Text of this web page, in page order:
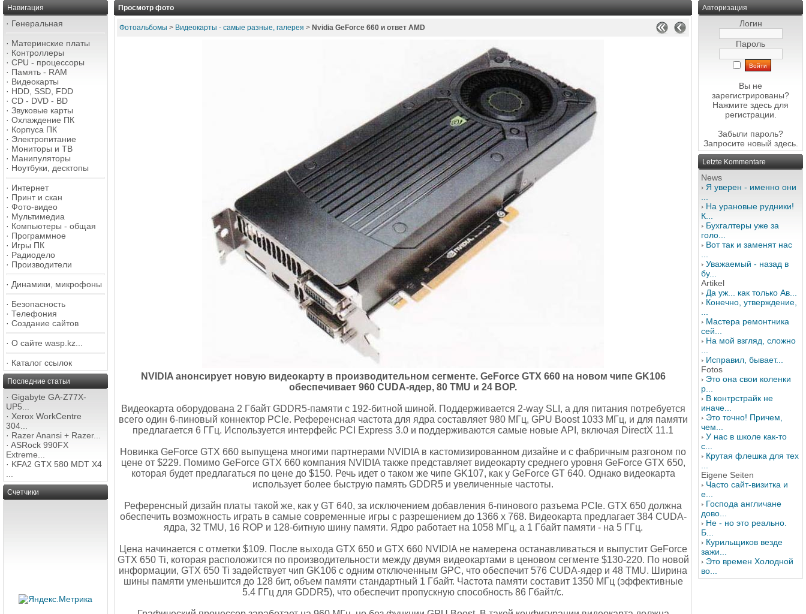
Навигация
· Генеральная
· Материнские платы
· Контроллеры
· CPU - процессоры
· Память - RAM
· Видеокарты
· HDD, SSD, FDD
· CD - DVD - BD
· Звуковые карты
· Охлаждение ПК
· Корпуса ПК
· Электропитание
· Мониторы и ТВ
· Манипуляторы
· Ноутбуки, десктопы
· Интернет
· Принт и скан
· Фото-видео
· Мультимедиа
· Компьютеры - общая
· Программное
· Игры ПК
· Радиодело
· Производители
· Динамики, микрофоны
· Безопасность
· Телефония
· Создание сайтов
· О сайте wasp.kz...
· Каталог ссылок
Последние статьи
· Gigabyte GA-Z77X-
UP5...
· Xerox WorkCentre
304...
· Razer Anansi + Razer...
· ASRock 990FX
Extreme...
· KFA2 GTX 580 MDT X4
Счетчики
Просмотр фото
Фотоальбомы > Видеокарты - самые разные, галерея > Nvidia GeForce 660 и ответ AMD
NVIDIA анонсирует новую видеокарту в производительном сегменте. GeForce GTX 660 на новом чипе GK106
обеспечивает 960 CUDA-ядер, 80 TMU и 24 ВОР.
Видеокарта оборудована 2 Гбайт GDDR5-памяти с 192-битной шиной. Поддерживается 2-way SLI, а для питания потребуется
всего один 6-пиновый коннектор РСIе. Референсная частота для ядра составляет 980 МГц, GPU Boost 1033 МГц, и для памяти
предлагается 6 ГГц. Используется интерфейс PCI Express 3.0 и поддерживаются самые новые API, включая DirectX 11.1
Новинка GeForce GTX 660 выпущена многими партнерами NVIDIA в кастомизированном дизайне и с фабричным разгоном по
цене от $229. Помимо GeForce GTX 660 компания NVIDIA также представляет видеокарту среднего уровня GeForce GTX 650,
которая будет предлагаться по цене до $150. Речь идет о таком же чипе GK107, как у GeForce GT 640. Однако видеокарта
использует более быструю память GDDR5 и увеличенные частоты.
Референсный дизайн платы такой же, как у GT 640, за исключением добавления 6-пинового разъема PCIe. GTX 650 должна
обеспечить возможность играть в самые современные игры с разрешением до 1366 х 768. Видеокарта предлагает 384 CUDA-
ядра, 32 TMU, 16 ROP и 128-битную шину памяти. Ядро работает на 1058 МГц, а 1 Гбайт памяти - на 5 ГГц.
Цена начинается с отметки $109. После выхода GTX 650 и GTX 660 NVIDIA не намерена останавливаться и выпустит GeForce
GTX 650 Ti, которая расположится по производительности между двумя видеокартами в ценовом сегменте $130-220. По новой
информации, GTX 650 Ti задействует чип GK106 с одним отключенным GPC, что обеспечит 576 CUDA-ядер и 48 TMU. Ширина
шины памяти уменьшится до 128 бит, объем памяти стандартный 1 Гбайт. Частота памяти составит 1350 МГц (эффективные
5.4 ГГц для GDDR5), что обеспечит пропускную способность 86 Гбайт/с.
Авторизация
Логин
Пароль
Вы не
зарегистрированы?
Нажмите здесь для
регистрации.
Забыли пароль?
Запросите новый здесь.
Letzte Kommentare
News
Я уверен - именно они
На урановые рудники!
К...
Бухгалтеры уже за
голо...
Вот так и заменят нас
Уважаемый - назад в
бу...
Artikel
Да уж... как только Ав...
Конечно, утверждение,
Мастера ремонтника
сей...
На мой взгляд, сложно
Исправил, бывает...
Fotos
Это она свои коленки
р...
В контрстрайк не
иначе...
Это точно! Причем,
чем...
У нас в школе как-то
с...
Крутая флешка для тех
Eigene Seiten
Часто сайт-визитка и
е...
Господа англичане
дово...
Не - но это реально.
Б...
Курильщиков везде
зажи...
Это времен Холодной
во...